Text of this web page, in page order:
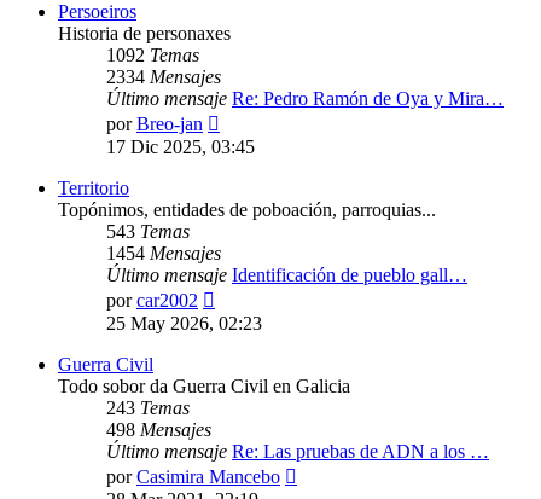
Persoeiros
Historia de personaxes
1092 Temas
2334 Mensajes
Último mensaje Re: Pedro Ramón de Oya y Mira…
porBreo-jan
último
17 Dic 2025, 03:45
Territorio
Topónimos, entidades de poboación, parroquias...
543 Temas
1454 Mensajes
Último mensaje Identificación de pueblo gall…
porcar2002
último
25 May 2026, 02:23
Guerra Civil
Todo sobor da Guerra Civil en Galicia
243 Temas
498 Mensajes
Último mensaje Re: Las pruebas de ADN a los …
porCasimira Mancebo